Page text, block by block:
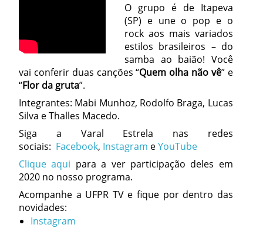
O grupo é de Itapeva
(SP) e une o pop e o
rock aos mais variados
estilos brasileiros – do
samba ao baião! Você
vai conferir duas canções “Quem olha não vê” e
“Flor da gruta”.
Integrantes: Mabi Munhoz, Rodolfo Braga, Lucas
Silva e Thalles Macedo.
Siga a Varal Estrela nas redes
sociais: Facebook, Instagram eYouTube
Clique aqui para a ver participação deles em
2020 no nosso programa.
Acompanhe a UFPR TV e fique por dentro das
novidades:
Instagram